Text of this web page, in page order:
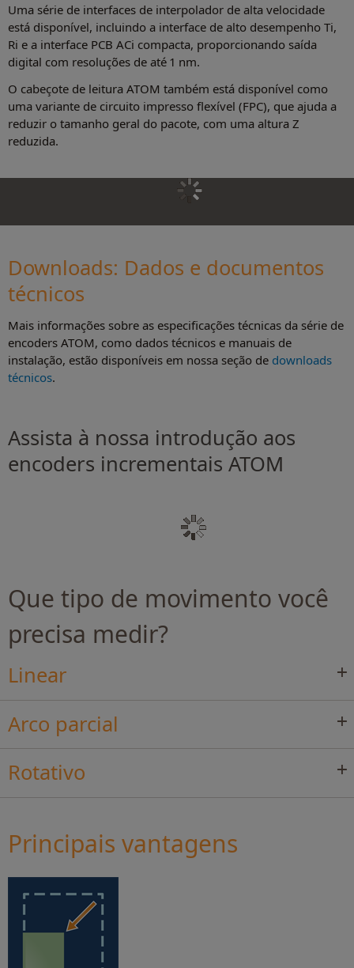
Uma série de interfaces de interpolador de alta velocidade
está disponível, incluindo a interface de alto desempenho Ti,
Ri e a interface PCB ACi compacta, proporcionando saída
digital com resoluções de até 1 nm.
O cabeçote de leitura ATOM também está disponível como
uma variante de circuito impresso flexível (FPC), que ajuda a
reduzir o tamanho geral do pacote, com uma altura Z
reduzida.
Downloads: Dados e documentos
técnicos
Mais informações sobre as especificações técnicas da série de
encoders ATOM, como dados técnicos e manuais de
instalação, estão disponíveis em nossa seção de downloads
técnicos.
Assista à nossa introdução aos
encoders incrementais ATOM
Que tipo de movimento você
precisa medir?
Linear
Arco parcial
Rotativo
Principais vantagens